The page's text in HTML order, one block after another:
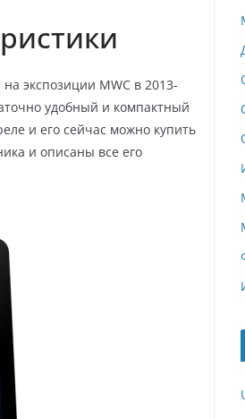
экспозиции MWC в 2013-
удобный и компактный
и его сейчас можно купить
и описаны все его